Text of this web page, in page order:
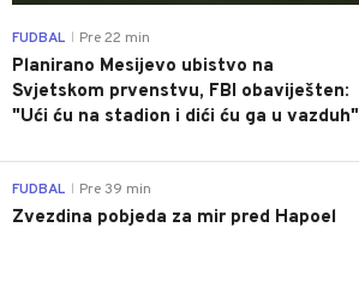
FUDBAL Pre 22 min
Planirano Mesijevo ubistvo na
Svjetskom prvenstvu, FBI obaviješten:
"Ući ću na stadion i dići ću ga u vazduh"
FUDBAL Pre 39 min
Zvezdina pobjeda za mir pred Hapoel